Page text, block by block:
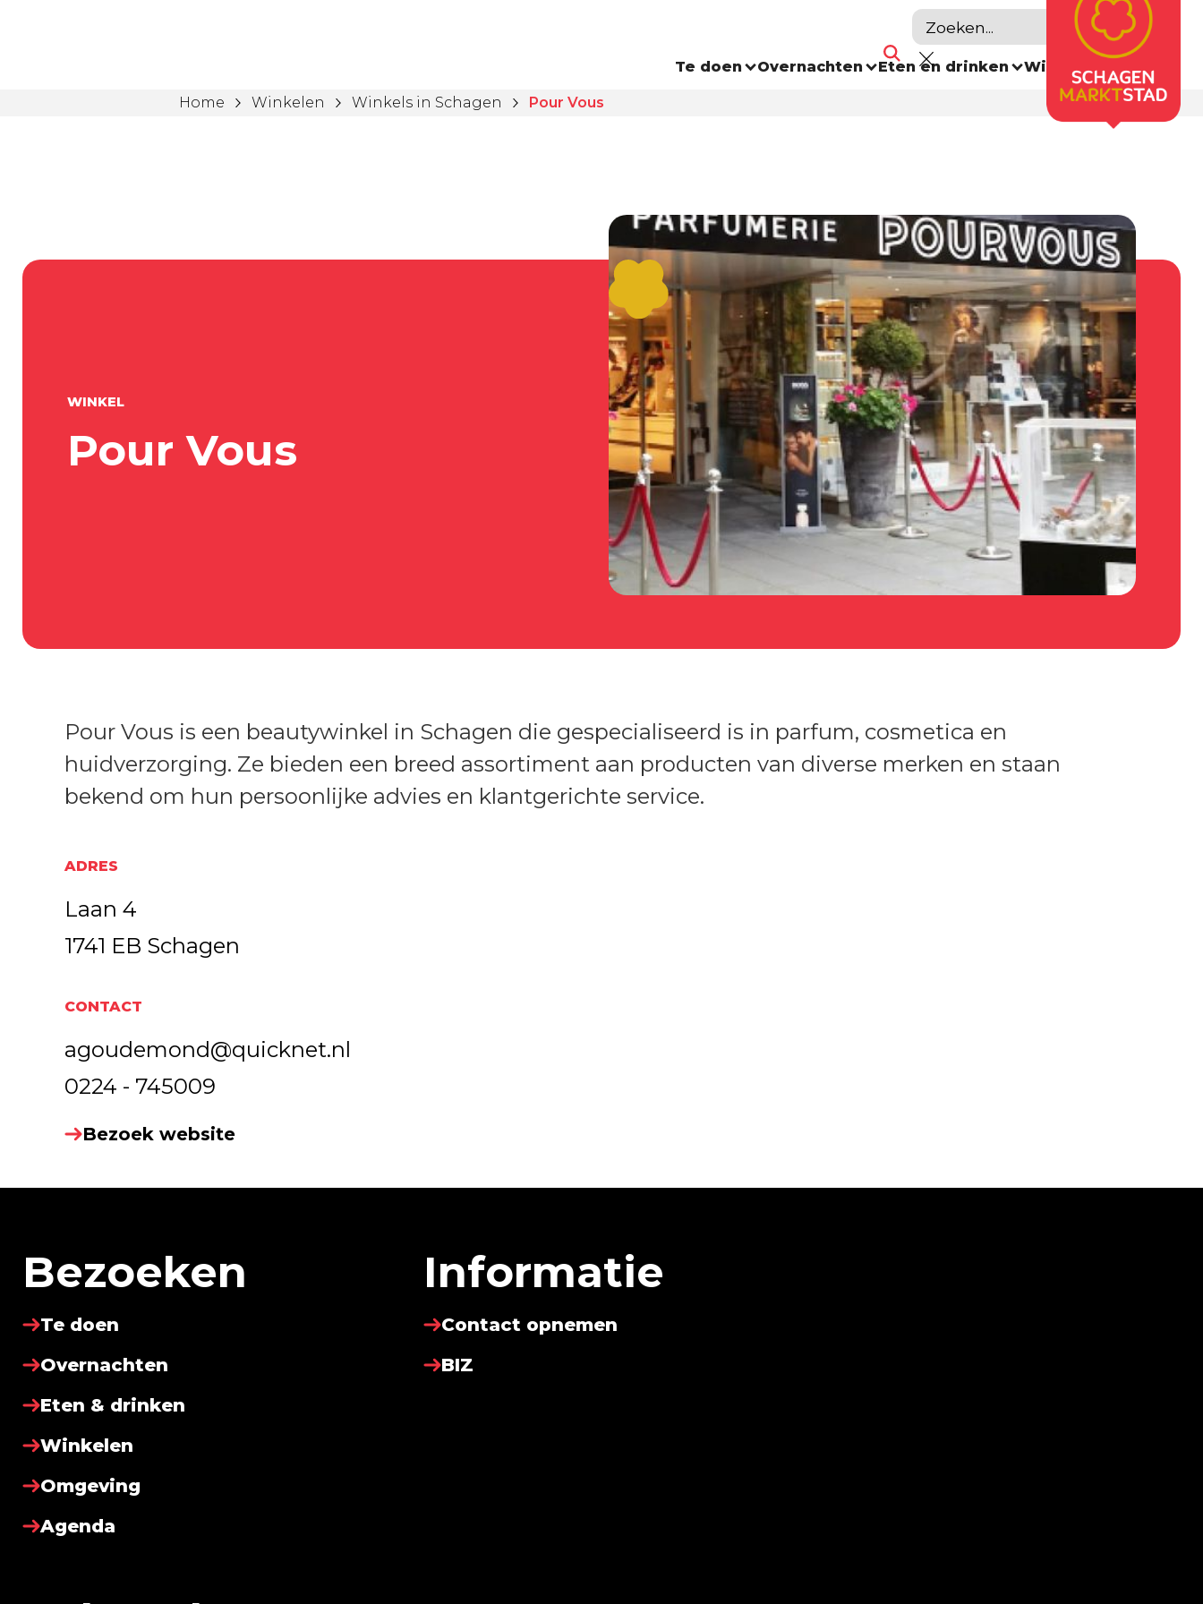
Te doen Overnachten Eten en drinken Winkelen Agenda
Home Winkelen Winkels in Schagen Pour Vous
WINKEL
Pour Vous
Pour Vous is een beautywinkel in Schagen die gespecialiseerd is in parfum, cosmetica en
huidverzorging. Ze bieden een breed assortiment aan producten van diverse merken en staan
bekend om hun persoonlijke advies en klantgerichte service.
ADRES
Laan 4
1741 EB Schagen
CONTACT
agoudemond@quicknet.nl
0224 - 745009
Bezoek website
Bezoeken
Te doen
Overnachten
Eten & drinken
Winkelen
Omgeving
Agenda
Informatie
Contact opnemen
BIZ